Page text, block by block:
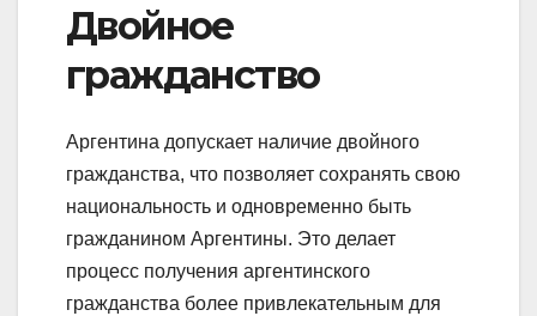
Двойное
гражданство
Аргентина допускает наличие двойного
гражданства, что позволяет сохранять свою
национальность и одновременно быть
гражданином Аргентины. Это делает
процесс получения аргентинского
гражданства более привлекательным для